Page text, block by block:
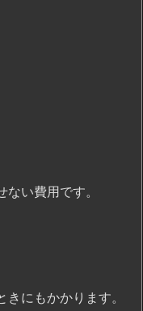
い費用です。
にもかかります。